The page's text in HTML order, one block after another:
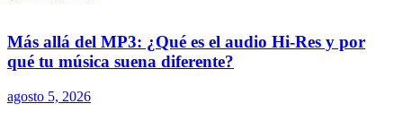
Más allá del MP3: ¿Qué es el audio Hi-Res y por
qué tu música suena diferente?
agosto 5, 2026